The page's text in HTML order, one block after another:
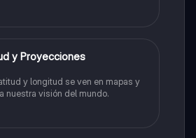
y Proyecciones
y longitud se ven en mapas y
nuestra visión del mundo.